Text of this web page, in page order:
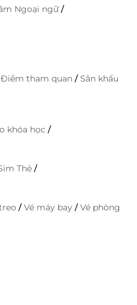
Ngoại ngữ/
Điểm tham quan /Sân khấu
khóa học /
Thẻ /
/Vé máy bay /Vé phòng